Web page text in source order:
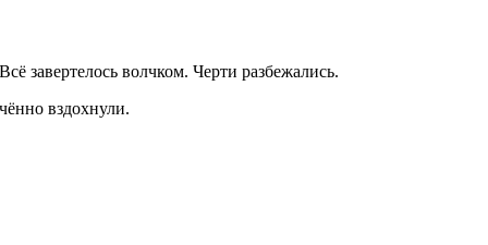
завертелось волчком. Черти разбежались.
вздохнули.